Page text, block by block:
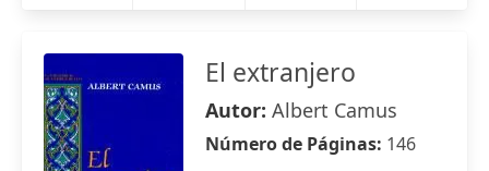
El extranjero
Autor: Albert Camus
Número de Páginas: 146